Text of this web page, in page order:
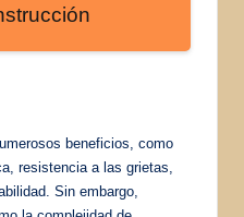
beneficios, como
resistencia a las grietas,
Sin embargo,